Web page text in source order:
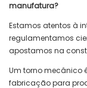
manufatura?
Estamos atentos à
regulamentamos
apostamos na
Um torno mecânico
fabricação para